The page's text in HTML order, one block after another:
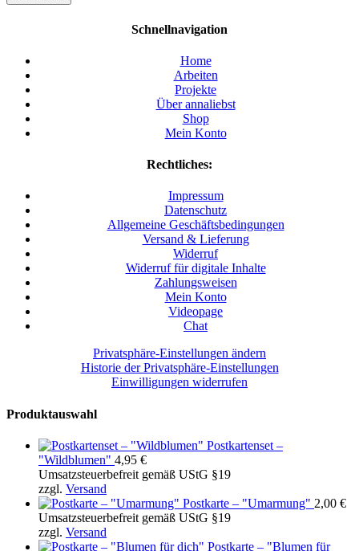
Schnellnavigation
Home
Arbeiten
Projekte
Über annaliebst
Shop
Mein Konto
Rechtliches:
Impressum
Datenschutz
Allgemeine Geschäftsbedingungen
Versand & Lieferung
Widerruf
Widerruf für digitale Inhalte
Zahlungsweisen
Mein Konto
Videopage
Chat
Privatsphäre-Einstellungen ändern
Historie der Privatsphäre-Einstellungen
Einwilligungen widerrufen
Produktauswahl
Postkartenset –
"Wildblumen" 4,95 €
Umsatzsteuerbefreit gemäß UStG §19
zzgl. Versand
Postkarte – "Umarmung" 2,00 €
Umsatzsteuerbefreit gemäß UStG §19
zzgl. Versand
Postkarte – "Blumen für